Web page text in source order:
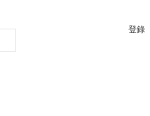
登錄